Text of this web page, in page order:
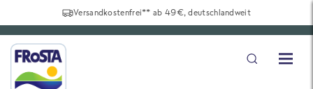
Versandkostenfrei** ab 49€, deutschlandweit